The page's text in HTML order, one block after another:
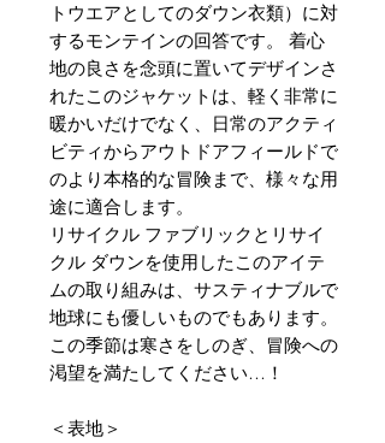
トウエアとしてのダウン衣類）に対
するモンテインの回答です。 着心
地の良さを念頭に置いてデザインさ
れたこのジャケットは、軽く非常に
暖かいだけでなく、日常のアクティ
ビティからアウトドアフィールドで
のより本格的な冒険まで、様々な用
途に適合します。
リサイクル ファブリックとリサイ
クル ダウンを使用したこのアイテ
ムの取り組みは、サスティナブルで
地球にも優しいものでもあります。
この季節は寒さをしのぎ、冒険への
渇望を満たしてください…！
＜表地＞​​​​​